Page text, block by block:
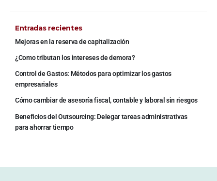
Entradas recientes
Mejoras en la reserva de capitalización
¿Como tributan los intereses de demora?
Control de Gastos: Métodos para optimizar los gastos
empresariales
Cómo cambiar de asesoría fiscal, contable y laboral sin riesgos
Beneficios del Outsourcing: Delegar tareas administrativas
para ahorrar tiempo